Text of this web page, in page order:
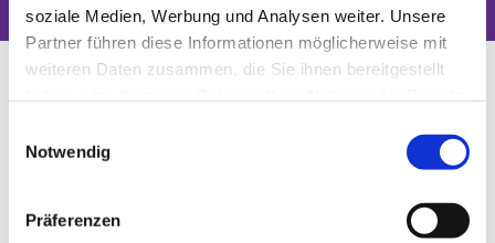
soziale Medien, Werbung und Analysen weiter. Unsere
Partner führen diese Informationen möglicherweise mit
weiteren Daten zusammen, die Sie ihnen bereitgestellt
Notwendig
Präferenzen